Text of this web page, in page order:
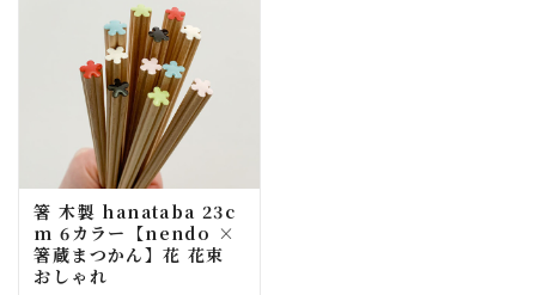
箸 木製 hanataba 23c
m 6カラー【nendo ×
箸蔵まつかん】花 花束
おしゃれ